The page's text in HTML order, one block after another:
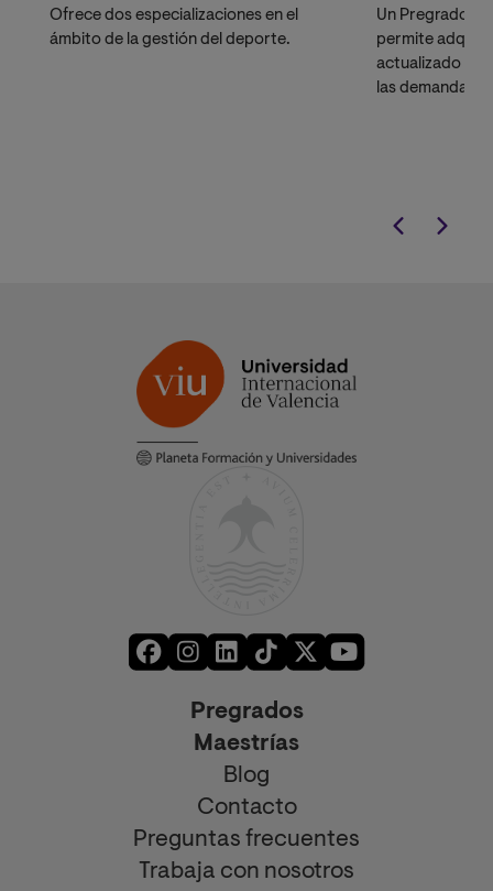
Ofrece dos especializaciones en el
ámbito de la gestión del deporte.
Un Pregrado
permite
actualizado y
las demandas
Pregrados
Maestrías
Blog
Contacto
Preguntas frecuentes
Trabaja con nosotros